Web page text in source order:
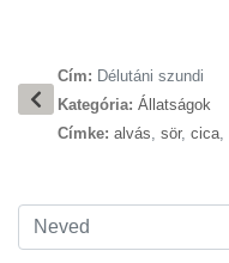
Cím: Délutáni szundi
Kategória: Állatságok
Címke: alvás, sör, cica,